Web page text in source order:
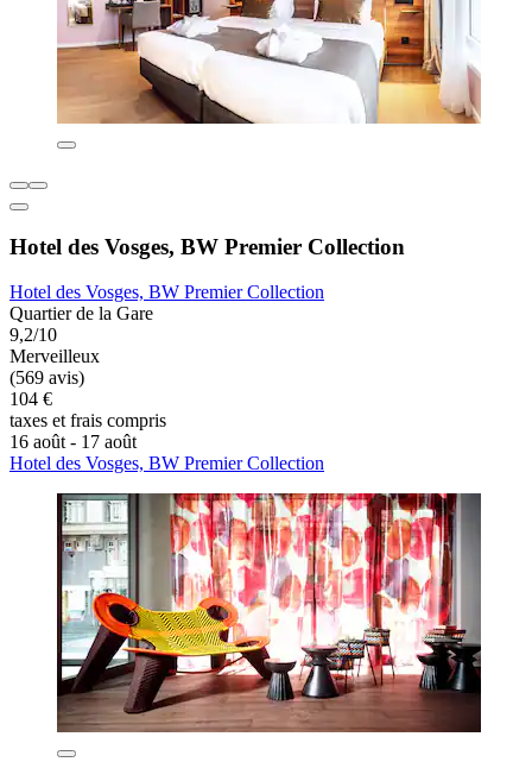
Hotel des Vosges, BW Premier Collection
Hotel des Vosges, BW Premier Collection
Quartier de la Gare
9,2/10
Merveilleux
(569 avis)
104 €
taxes et frais compris
16 août - 17 août
Hotel des Vosges, BW Premier Collection